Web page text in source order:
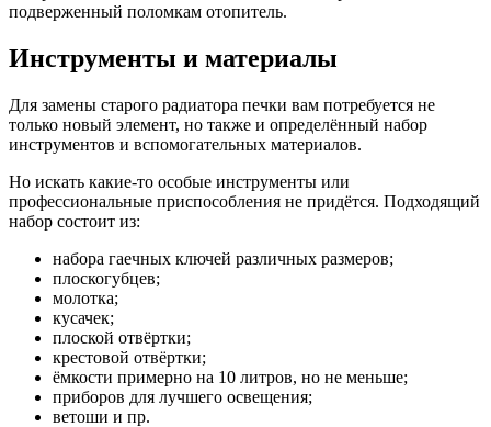
подверженный поломкам отопитель.
Инструменты и материалы
Для замены старого радиатора печки вам потребуется не
только новый элемент, но также и определённый набор
инструментов и вспомогательных материалов.
Но искать какие-то особые инструменты или
профессиональные приспособления не придётся. Подходящий
набор состоит из:
набора гаечных ключей различных размеров;
плоскогубцев;
молотка;
кусачек;
плоской отвёртки;
крестовой отвёртки;
ёмкости примерно на 10 литров, но не меньше;
приборов для лучшего освещения;
ветоши и пр.